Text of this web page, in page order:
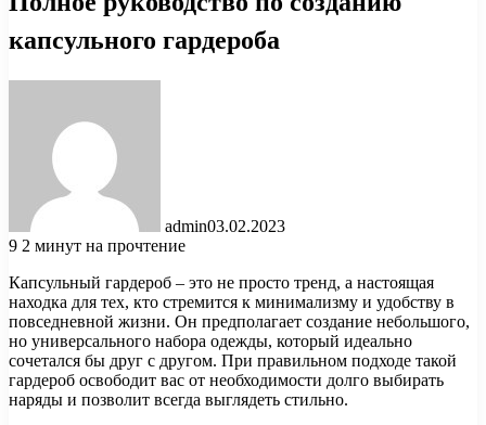
капсульного гардероба
admin03.02.2023
9 2 минут на прочтение
Капсульный гардероб – это не просто тренд, а настоящая
находка для тех, кто стремится к минимализму и удобству в
повседневной жизни. Он предполагает создание небольшого,
но универсального набора одежды, который идеально
сочетался бы друг с другом. При правильном подходе такой
гардероб освободит вас от необходимости долго выбирать
наряды и позволит всегда выглядеть стильно.